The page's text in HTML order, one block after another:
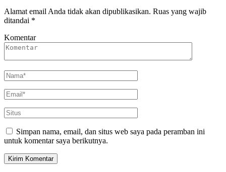
Alamat email Anda tidak akan dipublikasikan. Ruas yang wajib
ditandai *
Komentar
Simpan nama, email, dan situs web saya pada peramban ini
untuk komentar saya berikutnya.